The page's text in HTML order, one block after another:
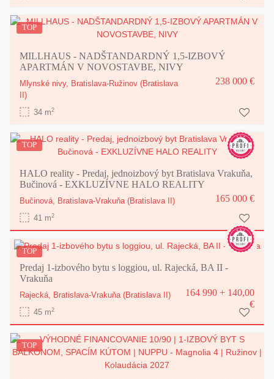
TOP
MILLHAUS - NADŠTANDARDNÝ 1,5-IZBOVÝ
APARTMÁN V NOVOSTAVBE, NIVY
Mlynské nivy, Bratislava-Ružinov (Bratislava
II)
34 m2
238 000 €
TOP
HALO reality - Predaj, jednoizbový byt Bratislava Vrakuňa,
Bučinová - EXKLUZÍVNE HALO REALITY
Bučinová, Bratislava-Vrakuňa (Bratislava II)
41 m2
165 000 €
TOP
Predaj 1-izbového bytu s loggiou, ul. Rajecká, BA II -
Vrakuňa
Rajecká, Bratislava-Vrakuňa (Bratislava II)
45 m2
164 990 + 140,00
€
TOP